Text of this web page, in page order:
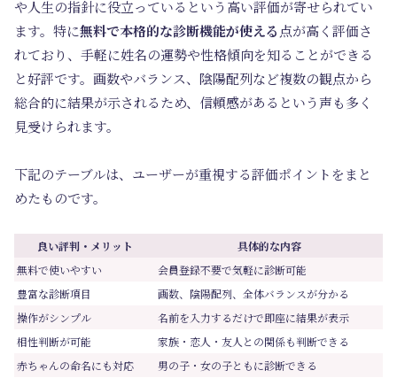
や人生の指針に役立っているという高い評価が寄せられてい
ます。特に無料で本格的な診断機能が使える 点が高く評価さ
れており、手軽に姓名の運勢や性格傾向を知ることができる
と好評です。画数やバランス、陰陽配列など複数の観点から
総合的に結果が示されるため、信頼感があるという声も多く
見受けられます。
下記のテーブルは、ユーザーが重視する評価ポイントをまと
めたものです。
良い評判・メリット
具体的な内容
無料で使いやすい
会員登録不要で気軽に診断可能
豊富な診断項目
画数、陰陽配列、全体バランスが分かる
操作がシンプル
名前を入力するだけで即座に結果が表示
相性判断が可能
家族・恋人・友人との関係も判断できる
赤ちゃんの命名にも対応
男の子・女の子ともに診断できる